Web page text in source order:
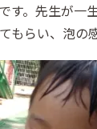
す。先生が
らい、泡の